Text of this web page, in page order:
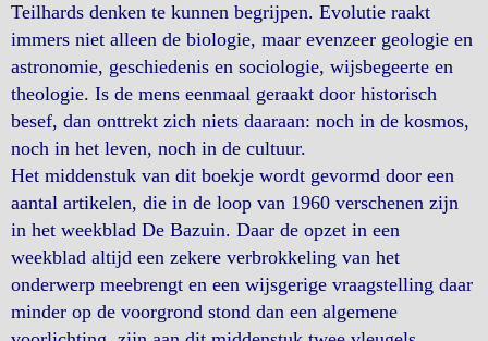
Teilhards denken te kunnen begrijpen. Evolutie raakt
immers niet alleen de biologie, maar evenzeer geologie en
astronomie, geschiedenis en sociologie, wijsbegeerte en
theologie. Is de mens eenmaal geraakt door historisch
besef, dan onttrekt zich niets daaraan: noch in de kosmos,
noch in het leven, noch in de cultuur.
Het middenstuk van dit boekje wordt gevormd door een
aantal artikelen, die in de loop van 1960 verschenen zijn
in het weekblad De Bazuin. Daar de opzet in een
weekblad altijd een zekere verbrokkeling van het
onderwerp meebrengt en een wijsgerige vraagstelling daar
minder op de voorgrond stond dan een algemene